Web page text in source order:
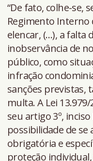
“De fato, colhe-se,
Regimento Interno
elencar, (…), a falta
inobservância de
público, como
infração
sanções previstas,
multa. A Lei
seu artigo 3º,
possibilidade de
obrigatória e
proteção